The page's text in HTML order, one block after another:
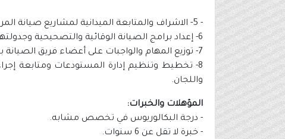
- 5- الاشراف والمتابعة الميدانية لمشاريع صيانة المرافق في الهيئة للتأكد من كفاءة وجودة التنفيذ والالتزام بالمواصفات الفنية المعتمدة.
6- إعداد برامج الصيانة الوقائية والتصحيحية وجدولتها ومتابعة إجراءات تنفيذها.
7- توزيع المهام والواجبات على أعضاء فريق الصيانة بحسب إمكاناتهم وقدراتهم ومتابعة وتقييم أداء فريق العمل وتقييم إنجازاته.
8- تخطيط وتنظيم إدارة المستودعات ومتابعة
واللجان.
المؤهلات والخبرات:
- درجة البكالوريوس في تخصص مشابه.
- خبرة لا تقل عن 6 سنوات.